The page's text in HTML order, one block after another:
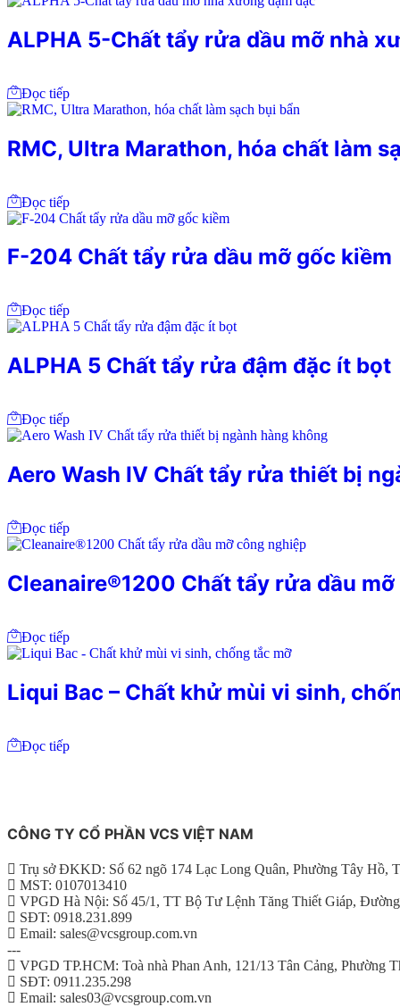
ALPHA 5-Chất tẩy rửa dầu mỡ nhà
Đọc tiếp
RMC, Ultra Marathon, hóa chất làm
Đọc tiếp
F-204 Chất tẩy rửa dầu mỡ gốc kiềm
Đọc tiếp
ALPHA 5 Chất tẩy rửa đậm đặc ít bọt
Đọc tiếp
Aero Wash IV Chất tẩy rửa thiết bị
Đọc tiếp
Cleanaire®1200 Chất tẩy rửa dầu
Đọc tiếp
Liqui Bac – Chất khử mùi vi sinh,
Đọc tiếp
CÔNG TY CỔ PHẦN VCS VIỆT NAM
Trụ sở ĐKKD: Số 62 ngõ 174 Lạc Long Quân, Phường Tây Hồ,
MST: 0107013410
VPGD Hà Nội: Số 45/1, TT Bộ Tư Lệnh Tăng Thiết Giáp,
SĐT: 0918.231.899
Email: sales@vcsgroup.com.vn
---
VPGD TP.HCM: Toà nhà Phan Anh, 121/13 Tân Cảng, Phường
SĐT: 0911.235.298
Email: sales03@vcsgroup.com.vn